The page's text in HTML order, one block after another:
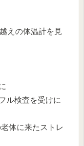
えの体温計を見
ル検査を受けに
体に来たストレ